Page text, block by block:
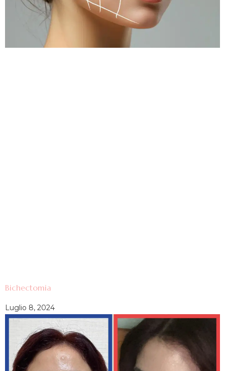
Bichectomia
Luglio 8, 2024